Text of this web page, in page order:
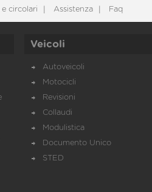
e circolari Assistenza Faq
Veicoli
Autoveicoli
Motocicli
Revisioni
Collaudi
Modulistica
Documento Unico
STED